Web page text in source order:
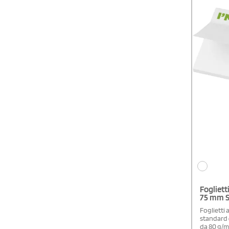
75 mm
Foglietti
standard
da 80 g/